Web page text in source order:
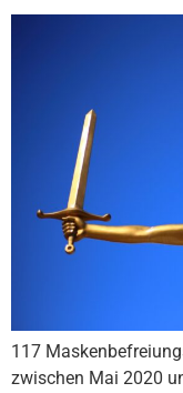
117
zwischen Mai 2020